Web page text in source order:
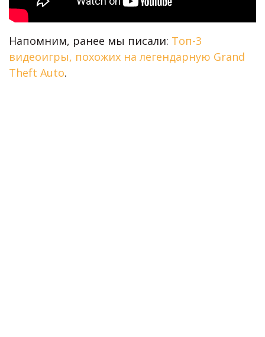
Напомним, ранее мы писали: Топ-3
видеоигры, похожих на легендарную Grand
Theft Auto.